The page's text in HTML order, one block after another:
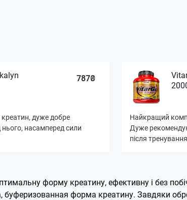
787₴
креатин, дуже добре
нього, насамперед сили
Найкращий
Дуже
після
форму креатину, ефективну і без
буферизованная форма креатину. Завдяки